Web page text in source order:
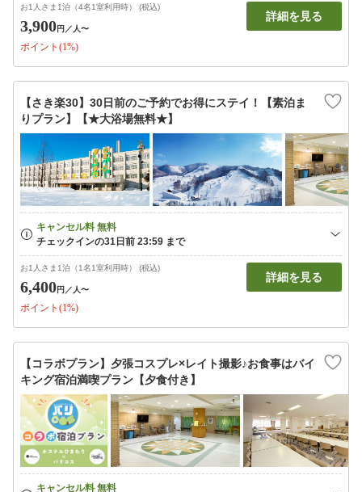
お1人さま1泊（4名1室利用時） (税込)
3,900円 ／人〜
ポイント(1%)
詳細を見る
【さき楽30】30日前のご予約でお得にステイ！【素泊ま
りプラン】【★大浴場無料★】
お1人さま1泊（1名1室利用時） (税込)
6,400円 ／人〜
ポイント(1%)
詳細を見る
【コラボプラン】夕張コスプレ×レイト撮影♪お食事はバイ
キング宿泊満喫プラン【夕食付き】